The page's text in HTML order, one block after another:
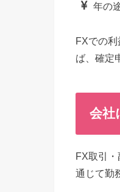
年の
FXでの
ば、確定
会社
FX取引
通じて勤